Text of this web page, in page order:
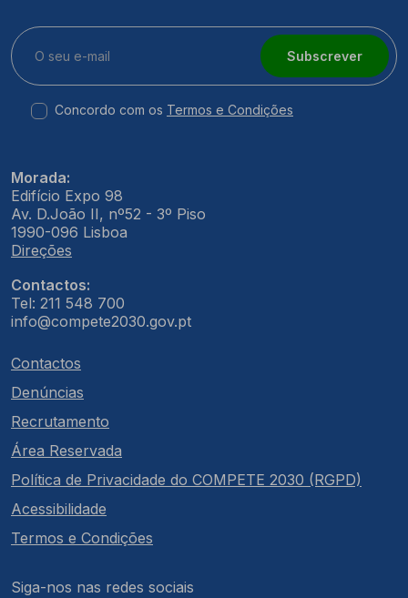
Subscrever
Concordo com os Termos e Condições
Morada:
Edifício Expo 98
Av. D.João II, nº52 - 3º Piso
1990-096 Lisboa
Direções
Contactos:
Tel: 211 548 700
info@compete2030.gov.pt
Contactos
Denúncias
Recrutamento
Área Reservada
Política de Privacidade do COMPETE 2030 (RGPD)
Acessibilidade
Termos e Condições
Siga-nos nas redes sociais